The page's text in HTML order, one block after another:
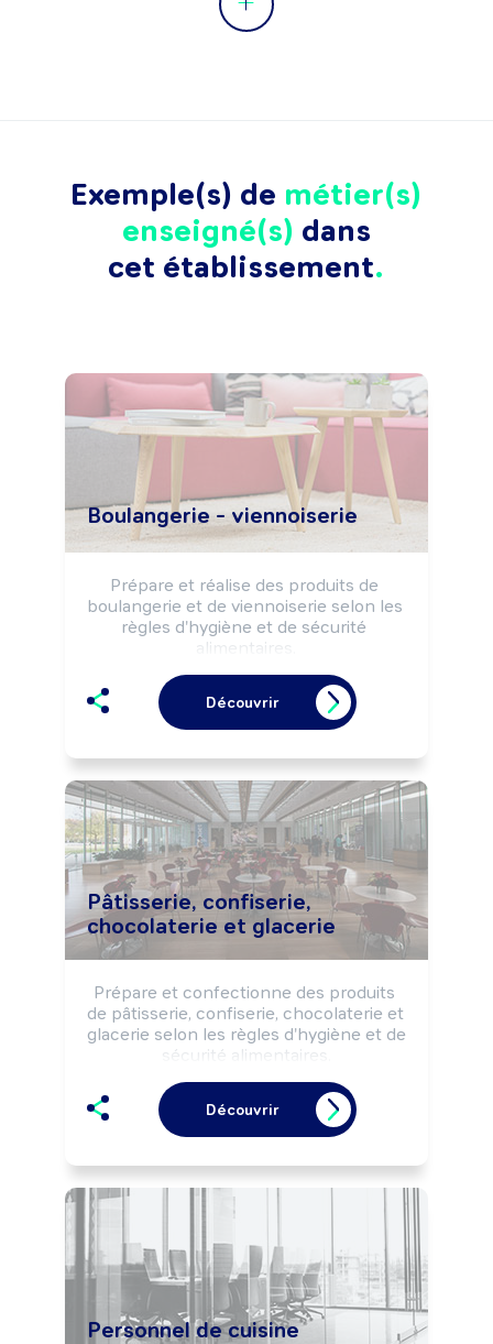
Exemple(s) de métier(s)
enseigné(s) dans
cet établissement
Boulangerie - viennoiserie
Prépare et réalise des produits de
boulangerie et de viennoiserie selon les
règles d'hygiène et de sécurité
alimentaires.
boulangerie, viennoiserie.
Peut gérer un commerce de détail
alimentaire (boulangerie, boulangerie-
Découvrir
Pâtisserie, confiserie,
chocolaterie et glacerie
Prépare et confectionne des produits
de pâtisserie, confiserie, chocolaterie et
glacerie selon les règles d'hygiène et de
sécurité alimentaires.
pâtisserie, confiserie, chocolaterie et
glacerie.
Peut gérer un commerce de détail
chocolaterie, glacier, ...).
Découvrir
Personnel de cuisine